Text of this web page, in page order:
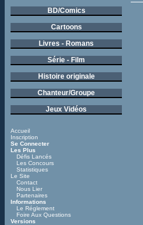
BD/Comics
Cartoons
Livres - Romans
Série - Film
Histoire originale
Chanteur/Groupe
Jeux Vidéos
Accueil
Inscription
Se Connecter
Les Plus
Défis Lancés
Les Concours
Statistiques
Le Site
Contact
Nous Lier
Partenaires
Informations
Le Réglement
Foire Aux Questions
Versions